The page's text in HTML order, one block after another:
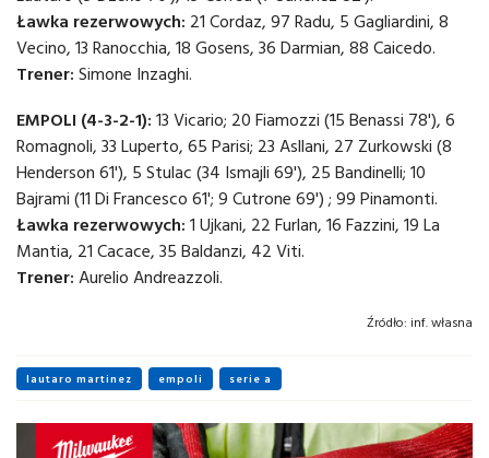
Ławka rezerwowych: 21 Cordaz, 97 Radu, 5 Gagliardini, 8
Vecino, 13 Ranocchia, 18 Gosens, 36 Darmian, 88 Caicedo.
Trener: Simone Inzaghi.
EMPOLI (4-3-2-1): 13 Vicario; 20 Fiamozzi (15 Benassi 78'), 6
Romagnoli, 33 Luperto, 65 Parisi; 23 Asllani, 27 Zurkowski (8
Henderson 61'), 5 Stulac (34 Ismajli 69'), 25 Bandinelli; 10
Bajrami (11 Di Francesco 61'; 9 Cutrone 69') ; 99 Pinamonti.
Ławka rezerwowych: 1 Ujkani, 22 Furlan, 16 Fazzini, 19 La
Mantia, 21 Cacace, 35 Baldanzi, 42 Viti.
Trener: Aurelio Andreazzoli.
Źródło: inf. własna
lautaro martinez empoli serie a